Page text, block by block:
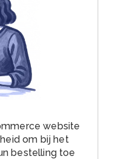
website
om bij het
bestelling toe